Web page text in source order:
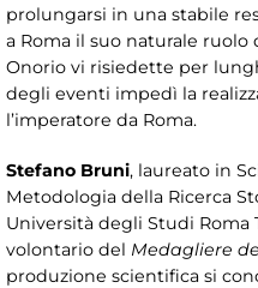
prolungarsi in una stabile
a Roma il suo naturale
Onorio vi risiedette per
degli eventi impedì la
l’imperatore da Roma.
Stefano Bruni, laureato in
Metodologia della Ricerca
Università degli Studi Roma
volontario del Medagliere
produzione scientifica si